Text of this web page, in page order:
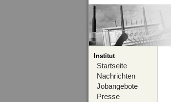
Institut
Startseite
Nachrichten
Jobangebote
Presse